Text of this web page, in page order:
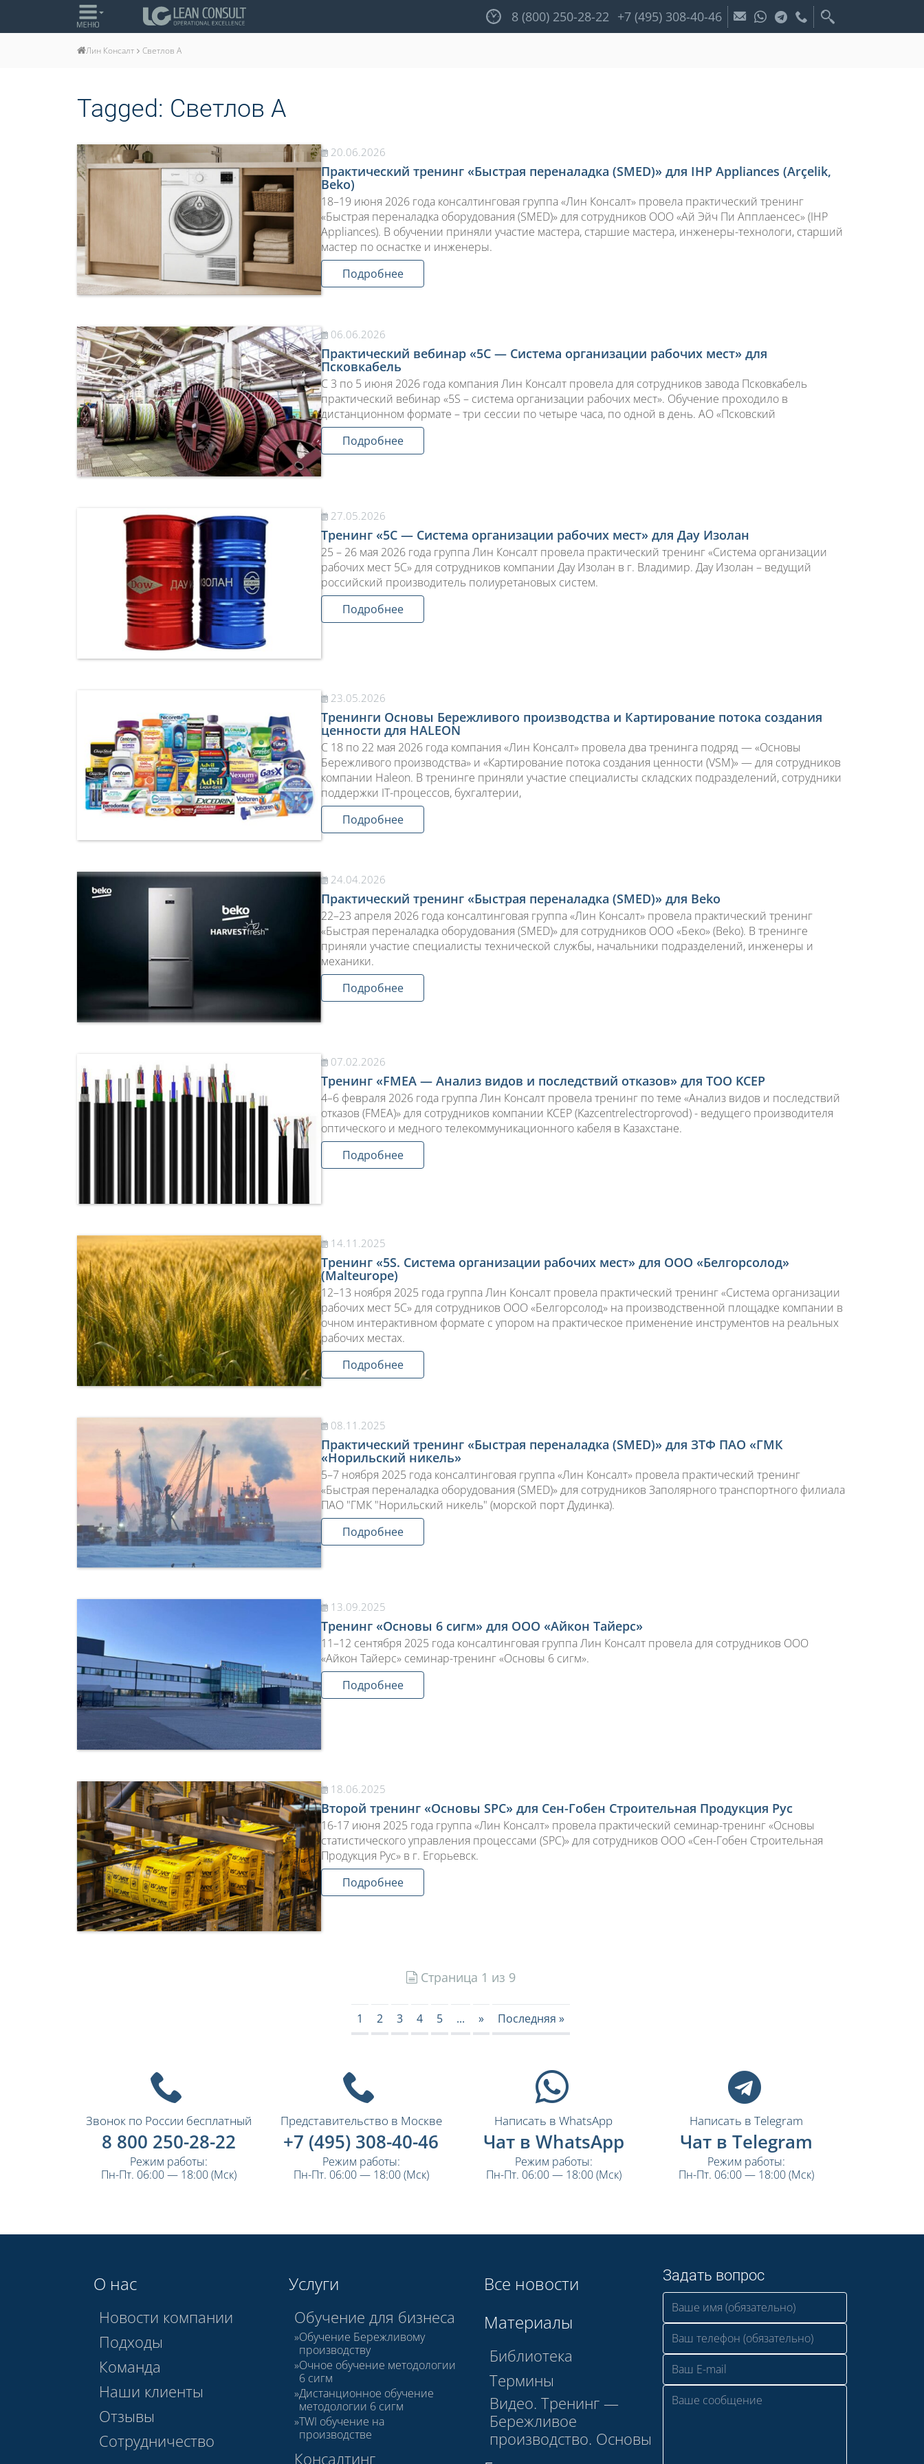
8 (800) 250-28-22 +7 (495) 308-40-46
Лин Консалт Светлов А
Tagged: Светлов А
20.06.2026
Практический тренинг «Быстрая переналадка (SMED)» для IHP Appliances (Arçelik,
Beko)
18–19 июня 2026 года консалтинговая группа «Лин Консалт» провела практический тренинг
«Быстрая переналадка оборудования (SMED)» для сотрудников ООО «Ай Эйч Пи Апплаенсес» (IHP
Appliances). В обучении приняли участие мастера, старшие мастера, инженеры-технологи, старший
мастер по оснастке и инженеры.
Подробнее
06.06.2026
Практический вебинар «5С — Система организации рабочих мест» для
Псковкабель
С 3 по 5 июня 2026 года компания Лин Консалт провела для сотрудников завода Псковкабель
практический вебинар «5S – система организации рабочих мест». Обучение проходило в
дистанционном формате – три сессии по четыре часа, по одной в день. АО «Псковский
Подробнее
27.05.2026
Тренинг «5С — Система организации рабочих мест» для Дау Изолан
25 – 26 мая 2026 года группа Лин Консалт провела практический тренинг «Система организации
рабочих мест 5С» для сотрудников компании Дау Изолан в г. Владимир. Дау Изолан – ведущий
российский производитель полиуретановых систем.
Подробнее
23.05.2026
Тренинги Основы Бережливого производства и Картирование потока создания
ценности для HALEON
С 18 по 22 мая 2026 года компания «Лин Консалт» провела два тренинга подряд — «Основы
Бережливого производства» и «Картирование потока создания ценности (VSM)» — для сотрудников
компании Haleon. В тренинге приняли участие специалисты складских подразделений, сотрудники
поддержки IT-процессов, бухгалтерии,
Подробнее
24.04.2026
Практический тренинг «Быстрая переналадка (SMED)» для Beko
22–23 апреля 2026 года консалтинговая группа «Лин Консалт» провела практический тренинг
«Быстрая переналадка оборудования (SMED)» для сотрудников ООО «Беко» (Beko). В тренинге
приняли участие специалисты технической службы, начальники подразделений, инженеры и
механики.
Подробнее
07.02.2026
Тренинг «FMEA — Анализ видов и последствий отказов» для ТОО KCEP
4–6 февраля 2026 года группа Лин Консалт провела тренинг по теме «Анализ видов и последствий
отказов (FMEA)» для сотрудников компании KCEP (Kazcentrelectroprovod) - ведущего производителя
оптического и медного телекоммуникационного кабеля в Казахстане.
Подробнее
14.11.2025
Тренинг «5S. Система организации рабочих мест» для ООО «Белгорсолод»
(Malteurope)
12–13 ноября 2025 года группа Лин Консалт провела практический тренинг «Система организации
рабочих мест 5С» для сотрудников ООО «Белгорсолод» на производственной площадке компании в
очном интерактивном формате с упором на практическое применение инструментов на реальных
рабочих местах.
Подробнее
08.11.2025
Практический тренинг «Быстрая переналадка (SMED)» для ЗТФ ПАО «ГМК
«Норильский никель»
5–7 ноября 2025 года консалтинговая группа «Лин Консалт» провела практический тренинг
«Быстрая переналадка оборудования (SMED)» для сотрудников Заполярного транспортного филиала
ПАО "ГМК "Норильский никель" (морской порт Дудинка).
Подробнее
13.09.2025
Тренинг «Основы 6 сигм» для ООО «Айкон Тайерс»
11–12 сентября 2025 года консалтинговая группа Лин Консалт провела для сотрудников ООО
«Айкон Тайерс» семинар-тренинг «Основы 6 сигм».
Подробнее
18.06.2025
Второй тренинг «Основы SPC» для Сен-Гобен Строительная Продукция Рус
16-17 июня 2025 года группа «Лин Консалт» провела практический семинар-тренинг «Основы
статистического управления процессами (SPC)» для сотрудников ООО «Сен-Гобен Строительная
Продукция Рус» в г. Егорьевск.
Подробнее
Страница 1 из 9
1 2 3 4 5 ... » Последняя »
Звонок по России бесплатный
8 800 250-28-22
Режим работы:
Пн-Пт. 06:00 — 18:00 (Мск)
Представительство в Москве
+7 (495) 308-40-46
Режим работы:
Пн-Пт. 06:00 — 18:00 (Мск)
Написать в WhatsApp
Чат в WhatsApp
Режим работы:
Пн-Пт. 06:00 — 18:00 (Мск)
Написать в Telegram
Чат в Telegram
Режим работы:
Пн-Пт. 06:00 — 18:00 (Мск)
О нас
Новости компании
Подходы
Команда
Наши клиенты
Отзывы
Сотрудничество
Услуги
Обучение для бизнеса
Обучение Бережливому
производству
Очное обучение методологии
6 сигм
Дистанционное обучение
методологии 6 сигм
TWI обучение на
производстве
Консалтинг
Все новости
Материалы
Библиотека
Термины
Видео. Тренинг —
Бережливое
производство. Основы
Задать вопрос